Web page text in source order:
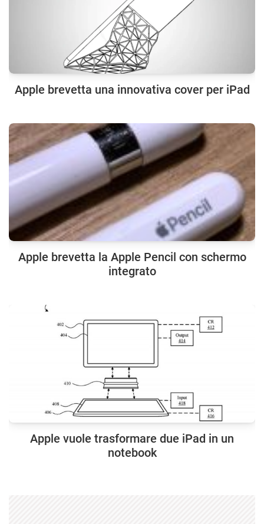
Apple brevetta una innovativa cover per iPad
Apple brevetta la Apple Pencil con schermo
integrato
Apple vuole trasformare due iPad in un
notebook